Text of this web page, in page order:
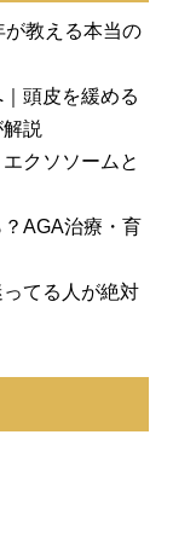
教える本当の
頭皮を緩める
説
クソソームと
AGA治療・育
ってる人が絶対